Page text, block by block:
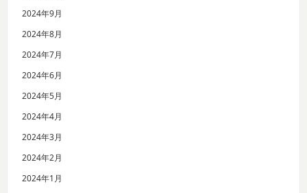
2024年9月
2024年8月
2024年7月
2024年6月
2024年5月
2024年4月
2024年3月
2024年2月
2024年1月